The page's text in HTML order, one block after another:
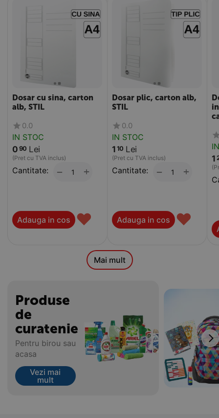
Dosar cu sina, carton
alb, STIL
0.0
IN STOC
0 90 Lei
(Pret cu TVA inclus)
Cantitate: +
−
Adauga in cos ♥
Dosar plic, carton alb,
STIL
0.0
IN STOC
1 10 Lei
(Pret cu TVA inclus)
Cantitate: +
−
Adauga in cos ♥
1
Mai mult
Produse
de
curatenie
Pentru birou sau
acasa
Vezi mai
mult